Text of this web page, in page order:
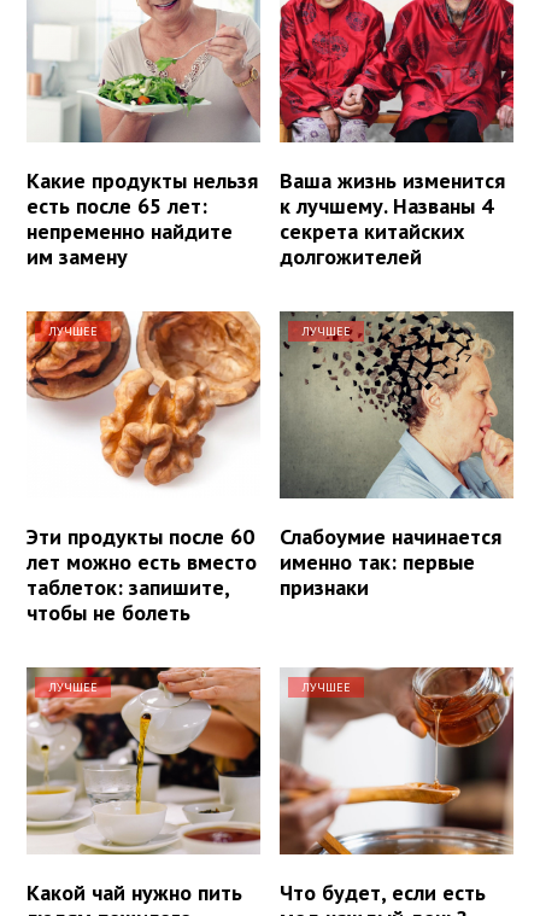
Какие продукты нельзя
есть после 65 лет:
непременно найдите
им замену
Ваша жизнь изменится
к лучшему. Названы 4
секрета китайских
долгожителей
ЛУЧШЕЕ
Эти продукты после 60
лет можно есть вместо
таблеток: запишите,
чтобы не болеть
ЛУЧШЕЕ
Слабоумие начинается
именно так: первые
признаки
ЛУЧШЕЕ
Какой чай нужно пить
ЛУЧШЕЕ
Что будет, если есть